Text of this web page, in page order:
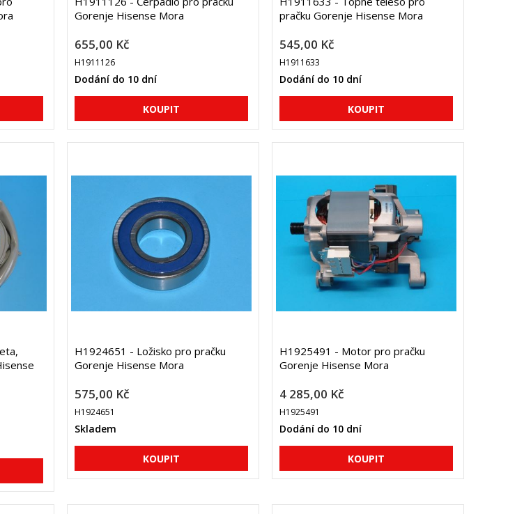
Gorenje Hisense Mora
655,00 Kč
H1911126
Dodání do 10 dní
pračku Gorenje Hisense Mora
545,00 Kč
H1911633
Dodání do 10 dní
H1924651 - Ložisko pro pračku
Gorenje Hisense Mora
575,00 Kč
H1924651
Skladem
H1925491 - Motor pro pračku
Gorenje Hisense Mora
4 285,00 Kč
H1925491
Dodání do 10 dní